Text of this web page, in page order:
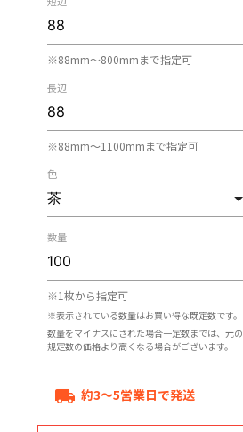
※88mm〜800mmまで指定可
長辺
※88mm〜1100mmまで指定可
色
数量
※1枚から指定可
※表示されている数量はお買い得な既定数です。
数量をマイナスにされた場合一定数までは、元の
規定数の価格より高くなる場合がございます。
local_shipping 約3～5営業日で発送